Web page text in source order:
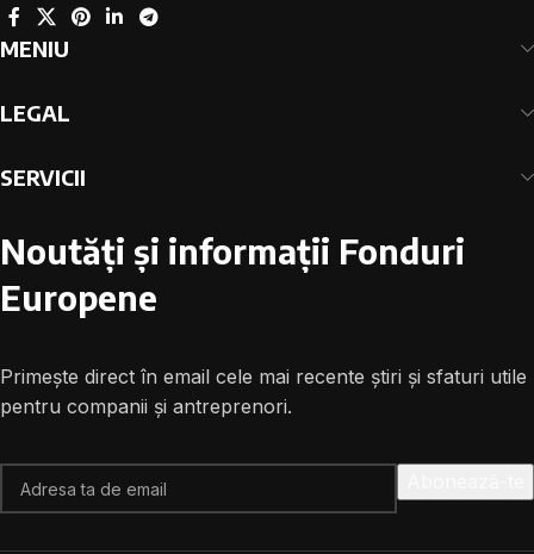
MENIU
LEGAL
SERVICII
Noutăți și informații Fonduri
Europene
Primește direct în email cele mai recente știri și sfaturi utile
pentru companii și antreprenori.